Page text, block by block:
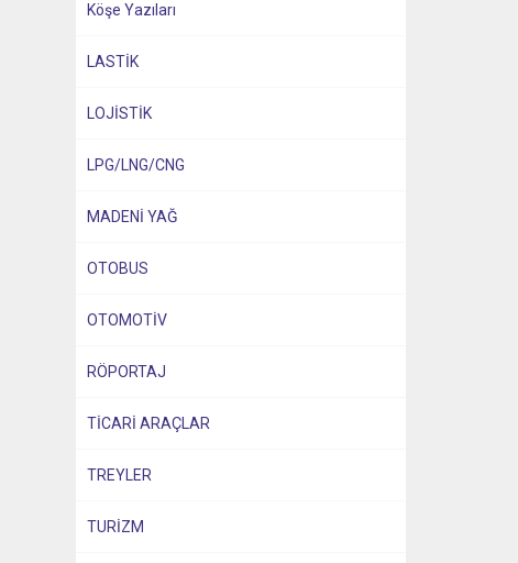
Köşe Yazıları
LASTİK
LOJİSTİK
LPG/LNG/CNG
MADENİ YAĞ
OTOBUS
OTOMOTİV
RÖPORTAJ
TİCARİ ARAÇLAR
TREYLER
TURİZM